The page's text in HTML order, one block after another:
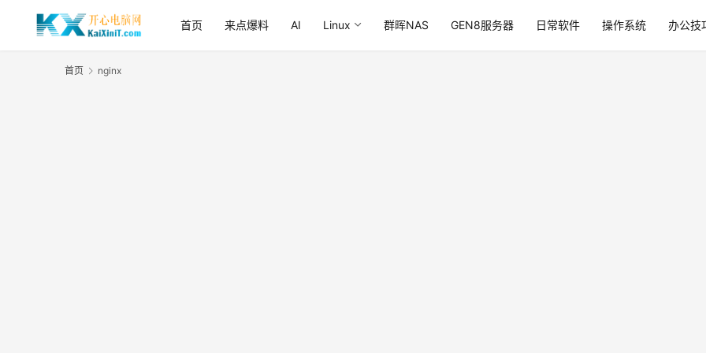
首页 来点爆料 AI Linux 群晖NAS GEN8服务器 日常软件 操作系统 办公技
首页 nginx